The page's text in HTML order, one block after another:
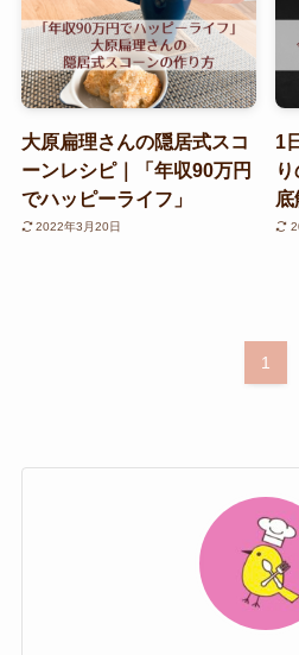
大原扁理さんの隠居式スコ
ーンレシピ｜「年収90万円
でハッピーライフ」
2022年3月20日
1
底
1